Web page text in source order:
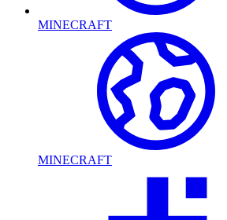
MINECRAFT
MINECRAFT